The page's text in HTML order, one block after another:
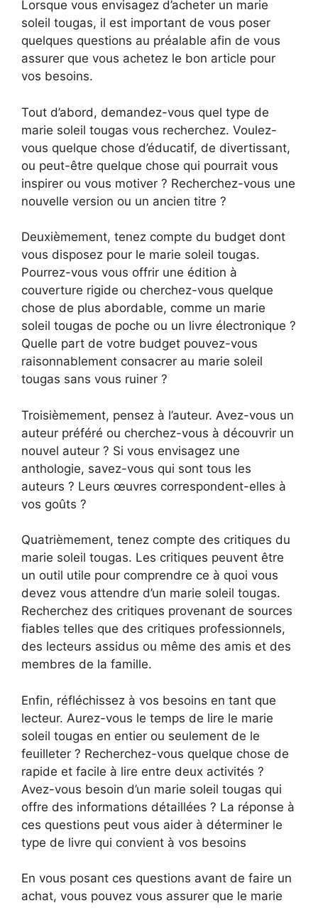
Lorsque vous envisagez d’acheter un marie
soleil tougas, il est important de vous poser
quelques questions au préalable afin de vous
assurer que vous achetez le bon article pour
vos besoins.
Tout d’abord, demandez-vous quel type de
marie soleil tougas vous recherchez. Voulez-
vous quelque chose d’éducatif, de divertissant,
ou peut-être quelque chose qui pourrait vous
inspirer ou vous motiver ? Recherchez-vous une
nouvelle version ou un ancien titre ?
Deuxièmement, tenez compte du budget dont
vous disposez pour le marie soleil tougas.
Pourrez-vous vous offrir une édition à
couverture rigide ou cherchez-vous quelque
chose de plus abordable, comme un marie
soleil tougas de poche ou un livre électronique ?
Quelle part de votre budget pouvez-vous
raisonnablement consacrer au marie soleil
tougas sans vous ruiner ?
Troisièmement, pensez à l’auteur. Avez-vous un
auteur préféré ou cherchez-vous à découvrir un
nouvel auteur ? Si vous envisagez une
anthologie, savez-vous qui sont tous les
auteurs ? Leurs œuvres correspondent-elles à
vos goûts ?
Quatrièmement, tenez compte des critiques du
marie soleil tougas. Les critiques peuvent être
un outil utile pour comprendre ce à quoi vous
devez vous attendre d’un marie soleil tougas.
Recherchez des critiques provenant de sources
fiables telles que des critiques professionnels,
des lecteurs assidus ou même des amis et des
membres de la famille.
Enfin, réfléchissez à vos besoins en tant que
lecteur. Aurez-vous le temps de lire le marie
soleil tougas en entier ou seulement de le
feuilleter ? Recherchez-vous quelque chose de
rapide et facile à lire entre deux activités ?
Avez-vous besoin d’un marie soleil tougas qui
offre des informations détaillées ? La réponse à
ces questions peut vous aider à déterminer le
type de livre qui convient à vos besoins
En vous posant ces questions avant de faire un
achat, vous pouvez vous assurer que le marie